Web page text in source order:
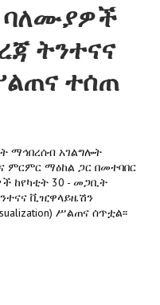
ባለሙያዎች
ትንተናና
ተሰጠ
ማኅበረሰብ አገልግሎት
ምርምር ማዕከል ጋር በመተባበር
ከየካቲት 30 - መጋቢት
ቪዢዋላይዜሽን
ሥልጠና ሰጥቷል፡፡